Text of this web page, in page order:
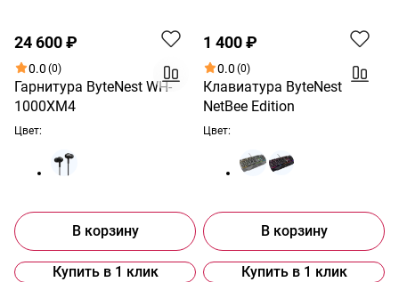
24 600 ₽
0.0 (0)
Гарнитура ByteNest WH-
1000XM4
Цвет:
В корзину
Купить в 1 клик
1 400 ₽
0.0 (0)
Клавиатура ByteNest
NetBee Edition
Цвет:
В корзину
Купить в 1 клик